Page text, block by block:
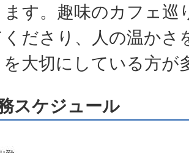
ます。趣味のカフェ巡
くださり、人の温かさ
大切にしている方が
スケジュール